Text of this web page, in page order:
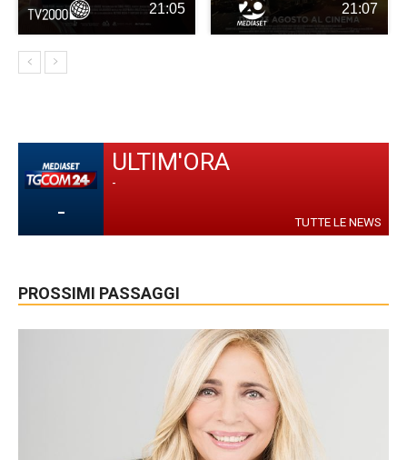
21:05 21:07
-
ULTIM'ORA
-
TUTTE LE NEWS
PROSSIMI PASSAGGI